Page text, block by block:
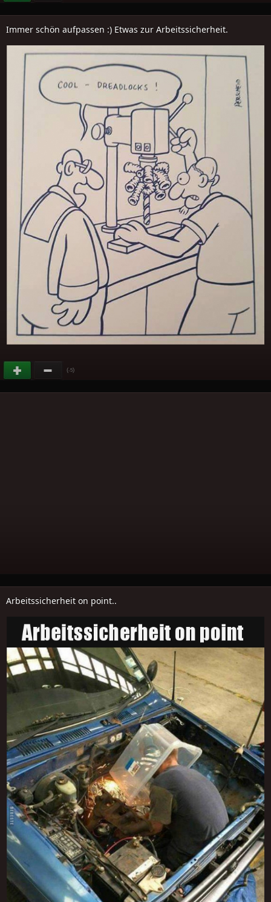
Immer schön aufpassen :) Etwas zur Arbeitssicherheit.
(-5)
Arbeitssicherheit on point..